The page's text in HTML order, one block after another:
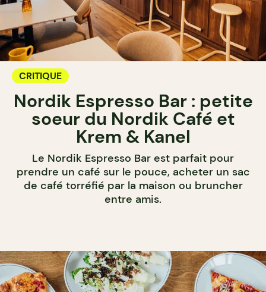
CRITIQUE
Nordik Espresso Bar : petite
soeur du Nordik Café et
Krem & Kanel
Le Nordik Espresso Bar est parfait pour
prendre un café sur le pouce, acheter un sac
de café torréfié par la maison ou bruncher
entre amis.